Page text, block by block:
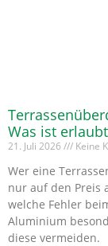
Was ist
21. Juli 2026 Keine
Wer eine
nur auf den Preis
welche Fehler
Aluminium
diese vermeiden.